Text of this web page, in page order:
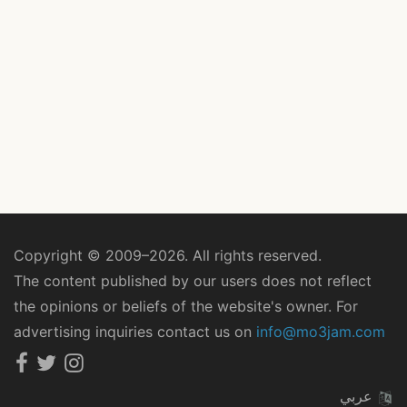
Copyright © 2009–2026. All rights reserved.
The content published by our users does not reflect
the opinions or beliefs of the website's owner. For
advertising inquiries contact us on info@mo3jam.com
عربي